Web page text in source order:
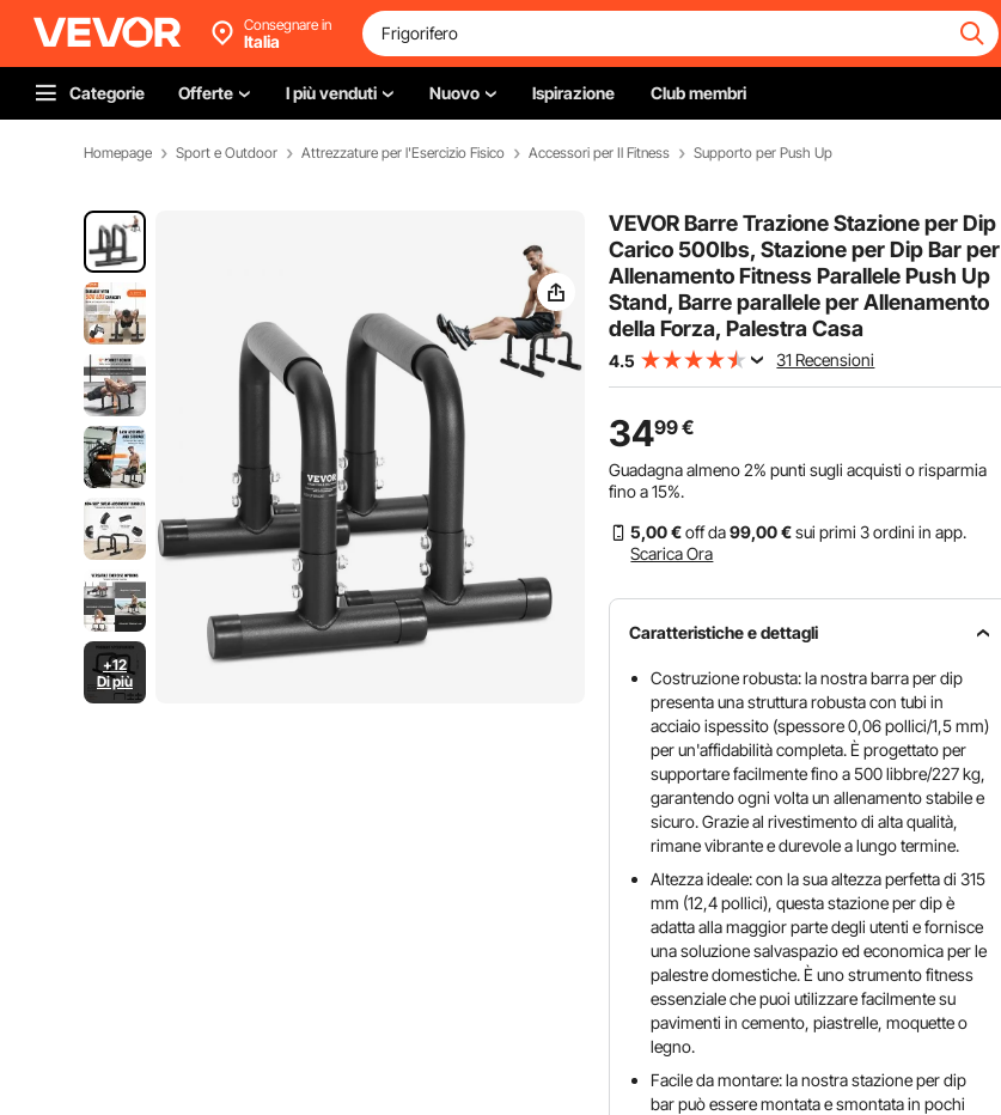
Consegnare in
Italia
Categorie Offerte I più venduti Nuovo Ispirazione Club membri
Homepage Sport e Outdoor Attrezzature per l'Esercizio Fisico Accessori per Il Fitness Supporto per Push Up
+12
Di più
VEVOR Barre Trazione Stazione per Dip
Carico 500lbs, Stazione per Dip Bar per
Allenamento Fitness Parallele Push Up
Stand, Barre parallele per Allenamento
della Forza, Palestra Casa
4.5 31 Recensioni
3499€
Guadagna almeno2% punti sugli acquisti o risparmia
fino a15%.
5,00 €off da99,00 €sui primi 3 ordini in app.
Scarica Ora
Caratteristiche e dettagli
Costruzione robusta: la nostra barra per dip
presenta una struttura robusta con tubi in
acciaio ispessito (spessore 0,06 pollici/1,5 mm)
per un'affidabilità completa. È progettato per
supportare facilmente fino a 500 libbre/227 kg,
garantendo ogni volta un allenamento stabile e
sicuro. Grazie al rivestimento di alta qualità,
rimane vibrante e durevole a lungo termine.
Altezza ideale: con la sua altezza perfetta di 315
mm (12,4 pollici), questa stazione per dip è
adatta alla maggior parte degli utenti e fornisce
una soluzione salvaspazio ed economica per le
palestre domestiche. È uno strumento fitness
essenziale che puoi utilizzare facilmente su
pavimenti in cemento, piastrelle, moquette o
legno.
Facile da montare: la nostra stazione per dip
bar può essere montata e smontata in pochi